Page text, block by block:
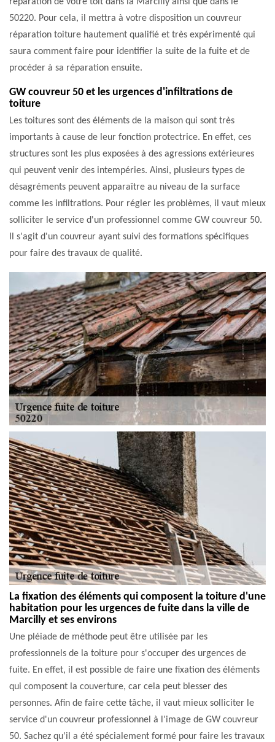
50220. Pour cela, il mettra à votre disposition un couvreur
réparation toiture hautement qualifié et très expérimenté qui
saura comment faire pour identifier la suite de la fuite et de
procéder à sa réparation ensuite.
GW couvreur 50 et les urgences d'infiltrations de
toiture
Les toitures sont des éléments de la maison qui sont très
importants à cause de leur fonction protectrice. En effet, ces
structures sont les plus exposées à des agressions extérieures
qui peuvent venir des intempéries. Ainsi, plusieurs types de
désagréments peuvent apparaître au niveau de la surface
comme les infiltrations. Pour régler les problèmes, il vaut mieux
solliciter le service d'un professionnel comme GW couvreur 50.
Il s'agit d'un couvreur ayant suivi des formations spécifiques
pour faire des travaux de qualité.
La fixation des éléments qui composent la toiture d'une
habitation pour les urgences de fuite dans la ville de
Marcilly et ses environs
Une pléiade de méthode peut être utilisée par les
professionnels de la toiture pour s'occuper des urgences de
fuite. En effet, il est possible de faire une fixation des éléments
qui composent la couverture, car cela peut blesser des
personnes. Afin de faire cette tâche, il vaut mieux solliciter le
service d'un couvreur professionnel à l'image de GW couvreur
50. Sachez qu'il a été spécialement formé pour faire les travaux